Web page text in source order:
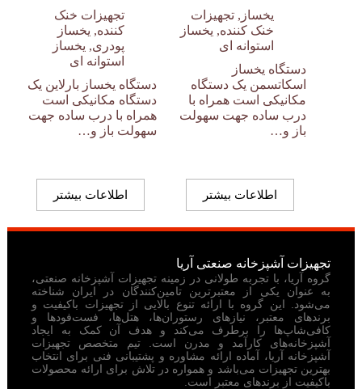
یخساز , تجهیزات
خنک کننده, یخساز
استوانه ای
دستگاه یخساز
اسکاتسمن یک دستگاه
مکانیکی است همراه با
درب ساده جهت سهولت
باز و…
اطلاعات بیشتر
تجهیزات خنک
کننده, یخساز
پودری, یخساز
استوانه ای
دستگاه یخساز بارلاین یک
دستگاه مکانیکی است
همراه با درب ساده جهت
سهولت باز و…
اطلاعات بیشتر
تجهیزات آشپزخانه صنعتی آریا
گروه آریا، با تجربه طولانی در زمینه تجهیزات آشپزخانه صنعتی،
به عنوان یکی از معتبرترین تامین‌کنندگان در ایران شناخته
می‌شود. این گروه با ارائه تنوع بالایی از تجهیزات باکیفیت و
برندهای معتبر، نیازهای رستوران‌ها، هتل‌ها، فست‌فودها و
کافی‌شاپ‌ها را برطرف می‌کند و هدف آن کمک به ایجاد
آشپزخانه‌های کارآمد و مدرن است. تیم متخصص تجهیزات
آشپزخانه آریا، آماده ارائه مشاوره و پشتیبانی فنی برای انتخاب
بهترین تجهیزات می‌باشد و همواره در تلاش برای ارائه محصولات
باکیفیت از برندهای معتبر است.